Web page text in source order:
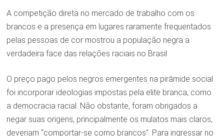
A competição direta no mercado de trabalho com os
brancos e a presença em lugares raramente frequentados
pelas pessoas de cor mostrou a população negra a
verdadeira face das relações raciais no Brasil
O preço pago pelos negros emergentes na pirâmide social
foi incorporar ideologias impostas pela elite branca, como
a democracia racial. Não obstante, foram obrigados a
negar suas origens, principalmente os mulatos mais claros,
deveriam “comportar-se como brancos”. Para ingressar no